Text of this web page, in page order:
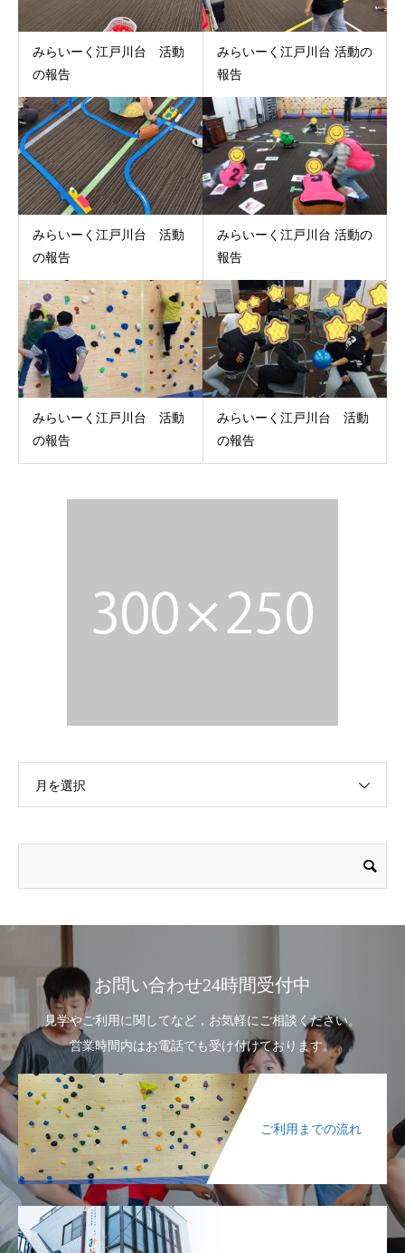
みらいーく江戸川台 活動
の報告
みらいーく江戸川台 活動の
報告
みらいーく江戸川台 活動
の報告
みらいーく江戸川台 活動の
報告
みらいーく江戸川台 活動
の報告
みらいーく江戸川台 活動
の報告
月を選択
お問い合わせ24時間受付中
見学やご利用に関してなど，お気軽にご相談ください。
営業時間内はお電話でも受け付けております。
ご利用までの流れ